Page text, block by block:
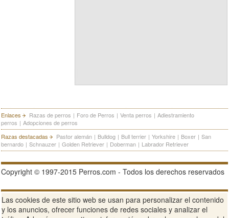
Enlaces Razas de perros | Foro de Perros | Venta perros | Adiestramiento
perros | Adopciones de perros
Razas destacadas
Pastor alemán | Bulldog | Bull terrier | Yorkshire | Boxer | San
bernardo | Schnauzer | Golden Retriever | Doberman | Labrador Retriever
Copyright © 1997-2015 Perros.com - Todos los derechos reservados
Publicidad en Perros.com | Contacte | Aviso Legal Política de
privacidad | Condiciones de uso
Las cookies de este sitio web se usan para personalizar el contenido
y los anuncios, ofrecer funciones de redes sociales y analizar el